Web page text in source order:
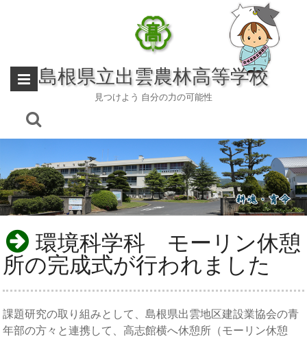
島根県立出雲農林高等学校
見つけよう 自分の力の可能性
環境科学科 モーリン休憩
所の完成式が行われました
課題研究の取り組みとして、島根県出雲地区建設業協会の青
年部の方々と連携して、高志館横へ休憩所（モーリン休憩